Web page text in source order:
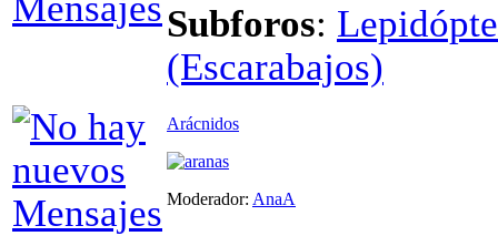
Subforos:
(Escarabajos)
Arácnidos
Moderador: AnaA